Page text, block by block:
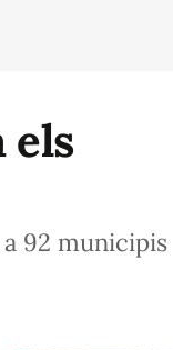
els
92 municipis